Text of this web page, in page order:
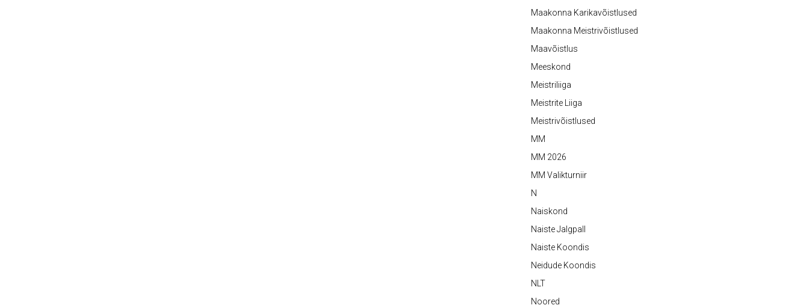
Maakonna Karikavõistlused
Maakonna Meistrivõistlused
Maavõistlus
Meeskond
Meistriliiga
Meistrite Liiga
Meistrivõistlused
MM
MM 2026
MM Valikturniir
N
Naiskond
Naiste Jalgpall
Naiste Koondis
Neidude Koondis
NLT
Noored